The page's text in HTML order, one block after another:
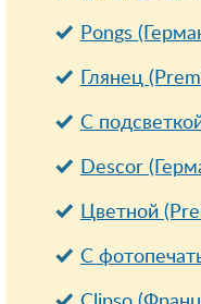
Pongs
Глянец
С
Descor
Цветной
С